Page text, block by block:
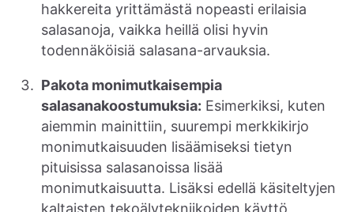
hakkereita yrittämästä nopeasti erilaisia
salasanoja, vaikka heillä olisi hyvin
todennäköisiä salasana-arvauksia.
Pakota monimutkaisempia
salasanakoostumuksia: Esimerkiksi, kuten
aiemmin mainittiin, suurempi merkkikirjo
monimutkaisuuden lisäämiseksi tietyn
pituisissa salasanoissa lisää
monimutkaisuutta. Lisäksi edellä käsiteltyjen
kaltaisten tekoälytekniikoiden käyttö